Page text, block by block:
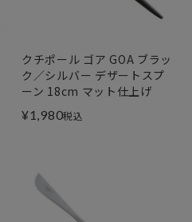
クチポール ゴア GOA ブラッ
ク／シルバー デザートスプ
ーン 18cm マット仕上げ
¥1,980税込